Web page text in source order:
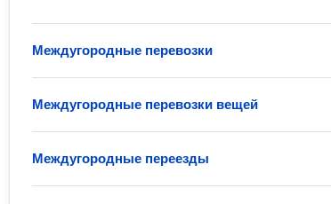
Междугородные перевозки
Междугородные перевозки вещей
Междугородные переезды